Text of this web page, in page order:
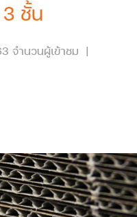
ชั้น
จำนวนผู้เข้าชม |